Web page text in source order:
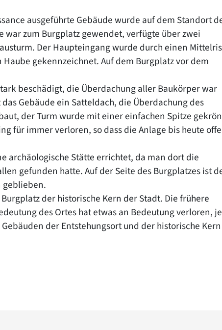
ausgeführte Gebäude wurde auf dem Standort
zum Burgplatz gewendet, verfügte über zwei
Der Haupteingang wurde durch einen
gekennzeichnet. Auf dem Burgplatz vor dem
beschädigt, die Überdachung aller Baukörper war
Gebäude ein Satteldach, die Überdachung des
der Turm wurde mit einer einfachen Spitze
für immer verloren, so dass die Anlage bis heute
archäologische Stätte errichtet, da man dort die
gefunden hatte. Auf der Seite des Burgplatzes ist
geblieben.
der historische Kern der Stadt. Die frühere
des Ortes hat etwas an Bedeutung verloren,
der Entstehungsort und der historische